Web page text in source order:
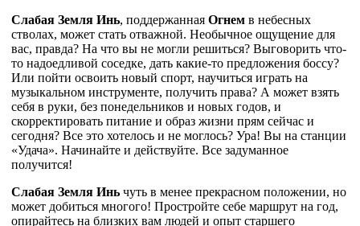
Слабая Земля Инь, поддержанная Огнем в небесных
стволах, может стать отважной. Необычное ощущение для
вас, правда? На что вы не могли решиться? Выговорить что-
то надоедливой соседке, дать какие-то предложения боссу?
Или пойти освоить новый спорт, научиться играть на
музыкальном инструменте, получить права? А может взять
себя в руки, без понедельников и новых годов, и
скорректировать питание и образ жизни прям сейчас и
сегодня? Все это хотелось и не моглось? Ура! Вы на станции
«Удача». Начинайте и действуйте. Все задуманное
получится!
Слабая Земля Инь чуть в менее прекрасном положении, но
может добиться многого! Простройте себе маршрут на год,
опирайтесь на близких вам людей и опыт старшего